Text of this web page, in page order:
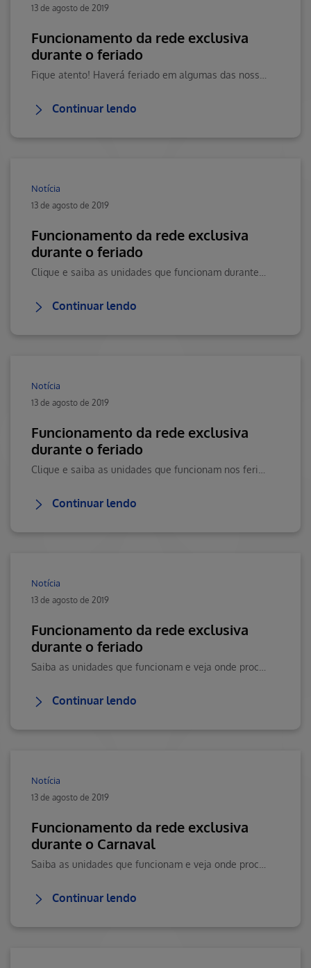
13 de agosto de 2019
Funcionamento da rede exclusiva
durante o feriado
Continuar lendo
Notícia
13 de agosto de 2019
Funcionamento da rede exclusiva
durante o feriado
Continuar lendo
Notícia
13 de agosto de 2019
Funcionamento da rede exclusiva
durante o feriado
Continuar lendo
Notícia
13 de agosto de 2019
Funcionamento da rede exclusiva
durante o feriado
Continuar lendo
Notícia
13 de agosto de 2019
Funcionamento da rede exclusiva
durante o Carnaval
Continuar lendo